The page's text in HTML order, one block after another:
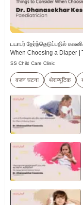
டயாபர் தேர்ந்தெடுப்பதில்
When Choosing a Diaper |
SS Child Care Clinic
वजन घटना थेराप्यूटिक